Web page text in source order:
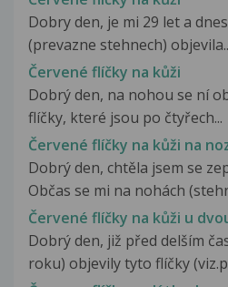
Dobry den, je mi 29 let a
(prevazne stehnech)
Červené flíčky na kůži
Dobrý den, na nohou se ní
flíčky, které jsou po čtyřech...
Červené flíčky na kůži na
Dobrý den, chtěla jsem se
Občas se mi na nohách
Červené flíčky na kůži u
Dobrý den, již před delším
roku) objevily tyto flíčky